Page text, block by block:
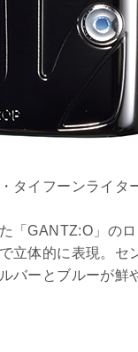
タイフーンライタ
「GANTZ:O」の
で立体的に表現。セ
バーとブルーが鮮